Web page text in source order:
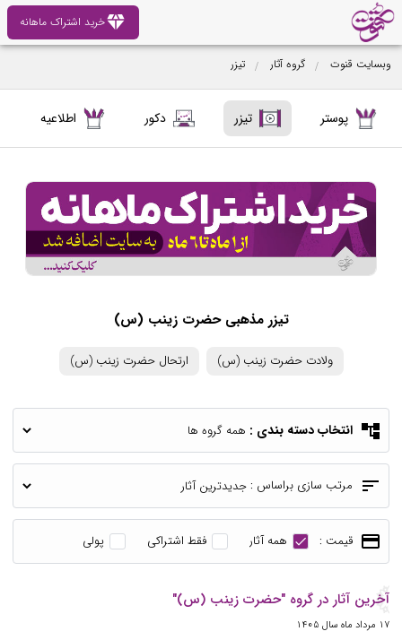
diamondخرید اشتراک ماهانه
پوستر تیزر دکور اطلاعیه
تیزر مذهبی حضرت زینب (س)
ولادت حضرت زینب (س) ارتحال حضرت زینب (س)
وبسایت قنوت گروه آثار تیزر
account_tree انتخاب دسته بندی :
sort مرتب سازی براساس :
payment قیمت : همه آثار فقط اشتراکی پولی
آخرین آثار در گروه "حضرت زینب (س)"
17 مرداد ماه سال 1405